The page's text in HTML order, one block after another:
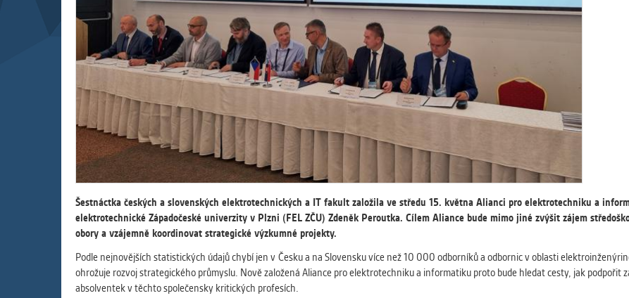
Slouží pro získávání anonymizovaných statistických údajů, které
pomáhají vylepšovat naše aplikace. Zpravidla jde o cookies systémů
stran, které k těmto účelům využíváme.
MARKETINGOVÉ
Využívané za účelem zobrazení správných nabídek a cílení obsahu
Vašich preferencí. Zpravidla jde o cookies systémů třetích stran, které nám
analýzou uživatelského chování pomáhají.
OSTATNÍ
zůstala prázdná a všechny cookies byly přiřazeny do některé z
uvedených výše.
Šestnáctka českých a slovenských elektrotechnických a IT fakult založila ve středu 15. května Alianci pro elektrotechniku a
elektrotechnické Západočeské univerzity v Plzni (FEL ZČU) Zdeněk Peroutka. Cílem Aliance bude mimo jiné zvýšit zájem
obory a vzájemně koordinovat strategické výzkumné projekty.
Podle nejnovějších statistických údajů chybí jen v Česku a na Slovensku více než 10 000 odborníků a odbornic v oblasti
ohrožuje rozvoj strategického průmyslu. Nově založená Aliance pro elektrotechniku a informatiku proto bude hledat cesty, jak podpořit
absolventek v těchto společensky kritických profesích.